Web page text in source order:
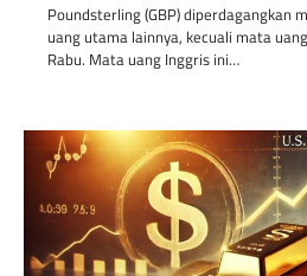
Poundsterling (GBP) diperdagangkan
uang utama lainnya, kecuali mata
Rabu. Mata uang Inggris ini…